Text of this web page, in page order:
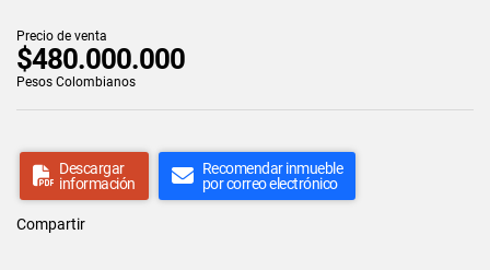
Precio de venta
$480.000.000
Pesos Colombianos
Descargar
información
Recomendar inmueble
por correo electrónico
Compartir